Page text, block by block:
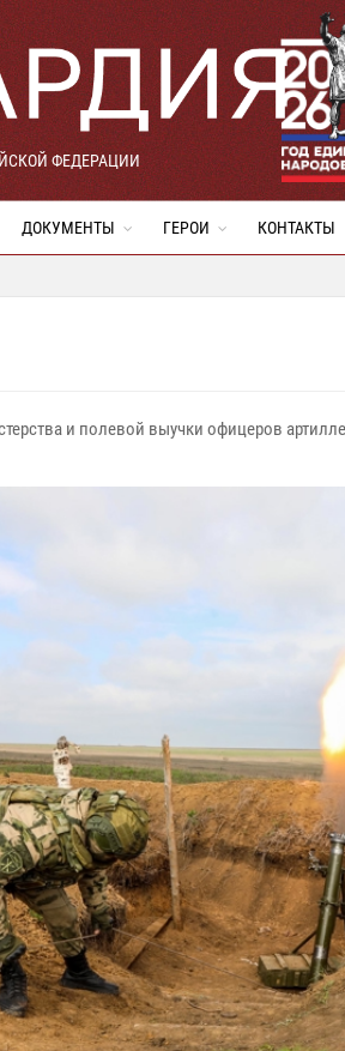
ФЕДЕРАЦИИ
ДОКУМЕНТЫ ГЕРОИ КОНТАКТЫ
и полевой выучки офицеров